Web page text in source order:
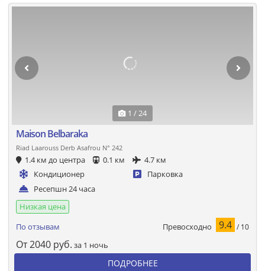
1 / 24
Maison Belbaraka
Riad Laarouss Derb Asafrou N° 242
1.4 км до центра 0.1 км
4.7 км
Кондиционер
Парковка
Ресепшн 24 часа
Низкая цена
По отзывам
Превосходно 9.4 / 10
От2040 руб. за 1 ночь
ПОДРОБНЕЕ